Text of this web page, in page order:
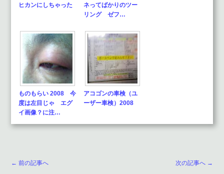
ヒカンにしちゃった
ネってばかりのツー
リング ゼフ…
ものもらい 2008 今
度は左目じゃ エグ
イ画像？に注…
アコゴンの車検（ユ
ーザー車検）2008
← 前の記事へ 次の記事へ →